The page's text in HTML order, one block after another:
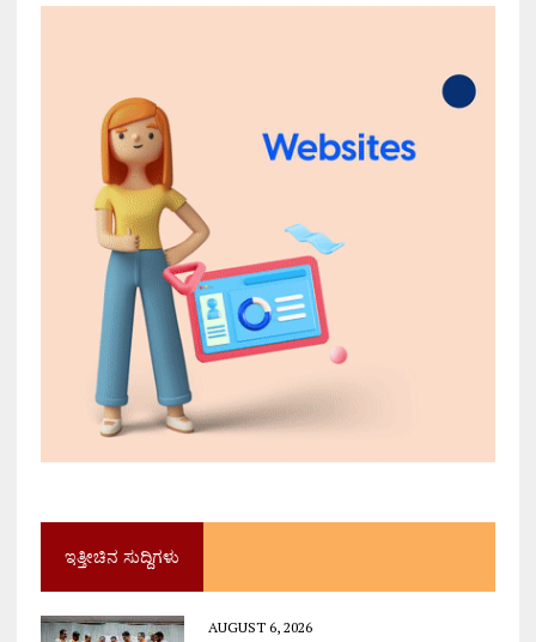
ಇತ್ತೀಚಿನ ಸುದ್ದಿಗಳು
AUGUST 6, 2026